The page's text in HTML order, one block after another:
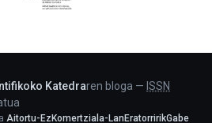
Jaurlaritza
Katedraren bloga — ISSN
Aitortu-EzKomertziala-LanEratorririkGabe